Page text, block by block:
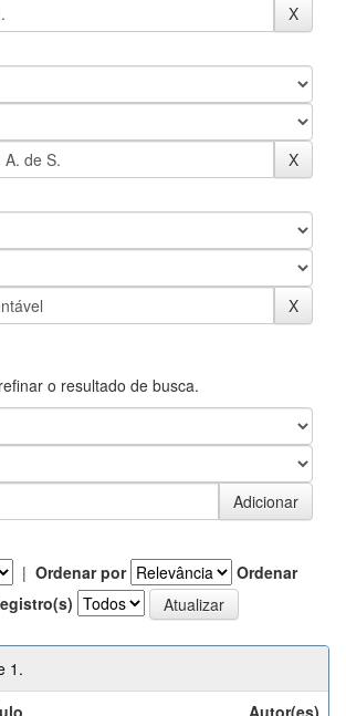
o resultado de busca.
| Ordenar por
Ordenar
1.
Autor(es)